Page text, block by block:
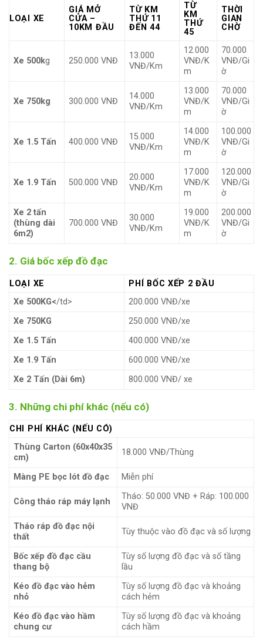
LOẠI XE
GIÁ MỞ
CỬA –
10KM ĐẦU
TỪ KM
THỨ 11
ĐẾN 44
TỪ
KM
THỨ
45
THỜI
GIAN
CHỜ
Xe 500kg 250.000 VNĐ
13.000
VNĐ/Km
12.000
VNĐ/K
m
70.000
VNĐ/Gi
ờ
Xe 750kg 300.000 VNĐ
14.000
VNĐ/Km
13.000
VNĐ/K
m
70.000
VNĐ/Gi
ờ
Xe 1.5 Tấn 400.000 VNĐ
15.000
VNĐ/Km
14.000
VNĐ/K
m
100.000
VNĐ/Gi
ờ
Xe 1.9 Tấn 500.000 VNĐ
20.000
VNĐ/Km
17.000
VNĐ/K
m
120.000
VNĐ/Gi
ờ
Xe 2 tấn
(thùng dài
6m2)
700.000 VNĐ
30.000
VNĐ/Km
19.000
VNĐ/K
m
200.000
VNĐ/Gi
ờ
2. Giá bốc xếp đồ đạc
LOẠI XE
PHÍ BỐC XẾP 2 ĐẦU
Xe 500KG</td>
200.000 VNĐ/xe
Xe 750KG
250.000 VNĐ/xe
Xe 1.5 Tấn
400.000 VNĐ/xe
Xe 1.9 Tấn
600.000 VNĐ/xe
Xe 2 Tấn (Dài 6m)
800.000 VNĐ/ xe
3. Những chi phí khác (nếu có)
CHI PHÍ KHÁC (NẾU CÓ)
Thùng Carton (60x40x35
cm)
18.000 VNĐ/Thùng
Màng PE bọc lót đồ đạc Miễn phí
Công tháo ráp máy lạnh
Tháo: 50.000 VNĐ + Ráp: 100.000
VNĐ
Tháo ráp đồ đạc nội
thất
Tùy thuộc vào đồ đạc và số lượng
Bốc xếp đồ đạc cầu
thang bộ
Tùy số lượng đồ đạc và số tầng
lầu
Kéo đồ đạc vào hẻm
nhỏ
Tùy số lượng đồ đạc và khoảng
cách hẻm
Kéo đồ đạc vào hầm
chung cư
Tùy số lượng đồ đạc và khoảng
cách hầm